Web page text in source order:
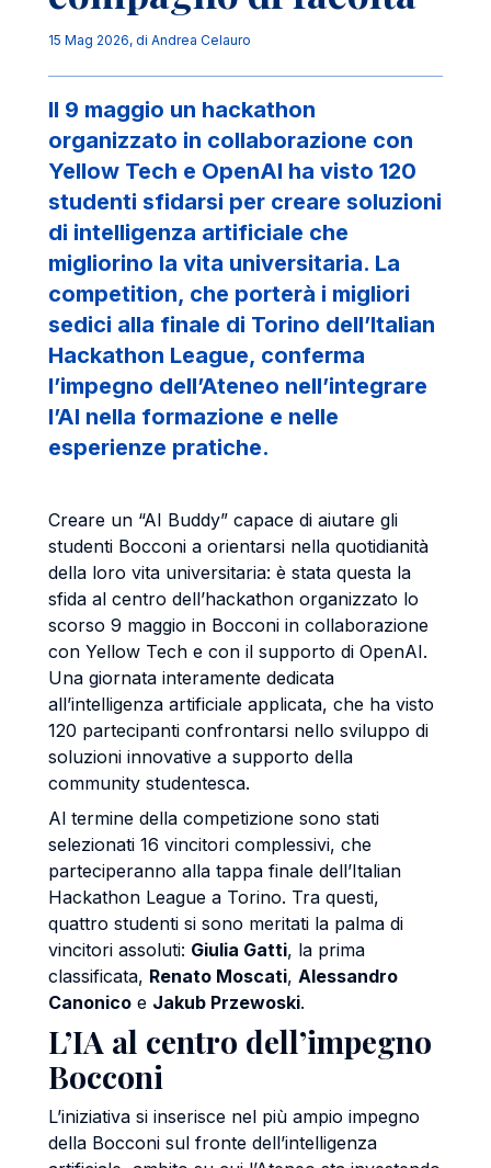
15 Mag 2026, di Andrea Celauro
Il 9 maggio un hackathon
organizzato in collaborazione con
Yellow Tech e OpenAI ha visto 120
studenti sfidarsi per creare soluzioni
di intelligenza artificiale che
migliorino la vita universitaria. La
competition, che porterà i migliori
sedici alla finale di Torino dell’Italian
Hackathon League, conferma
l’impegno dell’Ateneo nell’integrare
l’AI nella formazione e nelle
esperienze pratiche.
Creare un “AI Buddy” capace di aiutare gli
studenti Bocconi a orientarsi nella quotidianità
della loro vita universitaria: è stata questa la
sfida al centro dell’hackathon organizzato lo
scorso 9 maggio in Bocconi in collaborazione
con Yellow Tech e con il supporto di OpenAI.
Una giornata interamente dedicata
all’intelligenza artificiale applicata, che ha visto
120 partecipanti confrontarsi nello sviluppo di
soluzioni innovative a supporto della
community studentesca.
Al termine della competizione sono stati
selezionati 16 vincitori complessivi, che
parteciperanno alla tappa finale dell’Italian
Hackathon League a Torino. Tra questi,
quattro studenti si sono meritati la palma di
vincitori assoluti: Giulia Gatti, la prima
classificata, Renato Moscati, Alessandro
Canonico e Jakub Przewoski.
L’IA al centro dell’impegno
Bocconi
L’iniziativa si inserisce nel più ampio impegno
della Bocconi sul fronte dell’intelligenza